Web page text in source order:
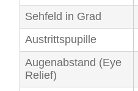
Sehfeld in Grad
Austrittspupille
Augenabstand (Eye
Relief)